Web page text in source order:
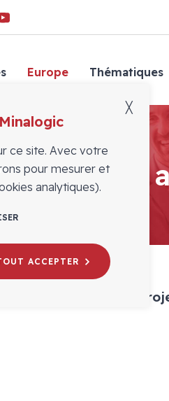
Europe Thématiques
Nos
Innover, intégrer des
ce site. Avec votre
pour mesurer et
analytiques).
ACCEPTER
╳